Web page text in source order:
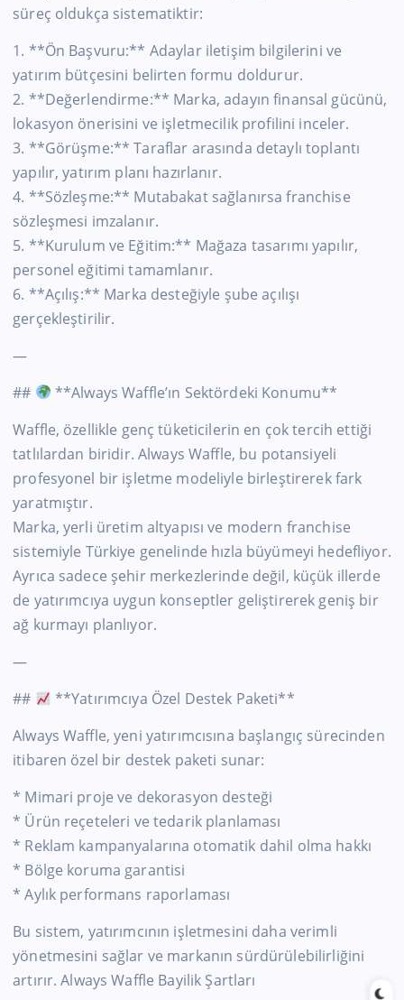
süreç oldukça sistematiktir:
1. **Ön Başvuru:** Adaylar iletişim bilgilerini ve
yatırım bütçesini belirten formu doldurur.
2. **Değerlendirme:** Marka, adayın finansal gücünü,
lokasyon önerisini ve işletmecilik profilini inceler.
3. **Görüşme:** Taraflar arasında detaylı toplantı
yapılır, yatırım planı hazırlanır.
4. **Sözleşme:** Mutabakat sağlanırsa franchise
sözleşmesi imzalanır.
5. **Kurulum ve Eğitim:** Mağaza tasarımı yapılır,
personel eğitimi tamamlanır.
6. **Açılış:** Marka desteğiyle şube açılışı
gerçekleştirilir.
—
##
**Always Waffle’ın Sektördeki Konumu**
Waffle, özellikle genç tüketicilerin en çok tercih ettiği
tatlılardan biridir. Always Waffle, bu potansiyeli
profesyonel bir işletme modeliyle birleştirerek fark
yaratmıştır.
Marka, yerli üretim altyapısı ve modern franchise
sistemiyle Türkiye genelinde hızla büyümeyi hedefliyor.
Ayrıca sadece şehir merkezlerinde değil, küçük illerde
de yatırımcıya uygun konseptler geliştirerek geniş bir
ağ kurmayı planlıyor.
—
##
**Yatırımcıya Özel Destek Paketi**
Always Waffle, yeni yatırımcısına başlangıç sürecinden
itibaren özel bir destek paketi sunar:
* Mimari proje ve dekorasyon desteği
* Ürün reçeteleri ve tedarik planlaması
* Reklam kampanyalarına otomatik dahil olma hakkı
* Bölge koruma garantisi
* Aylık performans raporlaması
Bu sistem, yatırımcının işletmesini daha verimli
yönetmesini sağlar ve markanın sürdürülebilirliğini
artırır. Always Waffle Bayilik Şartları